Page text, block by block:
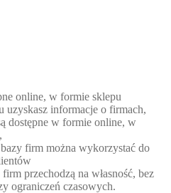
online, w formie sklepu
uzyskasz informacje o firmach,
dostępne w formie online, w
firm można wykorzystać do
przechodzą na własność, bez
ograniczeń czasowych.